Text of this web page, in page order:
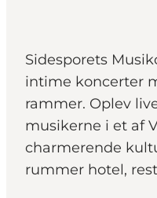
Sidesporets
intime koncerter
rammer. Oplev
musikerne i et af
charmerende
rummer hotel,